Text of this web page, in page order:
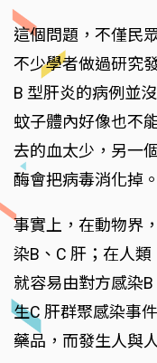
這個問題，不僅民
不少學者做過研究
B 型肝炎的病例並
蚊子體內好像也不
去的血太少，另一
酶會把病毒消化掉。
事實上，在動物界
染B、C 肝；在人
就容易由對方感染
生C 肝群聚感染事
藥品，而發生人與